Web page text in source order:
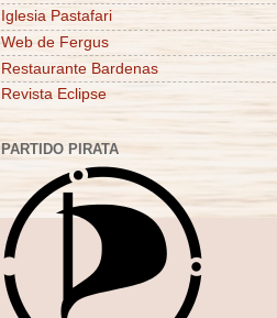
Iglesia Pastafari
Web de Fergus
Restaurante Bardenas
Revista Eclipse
PARTIDO PIRATA